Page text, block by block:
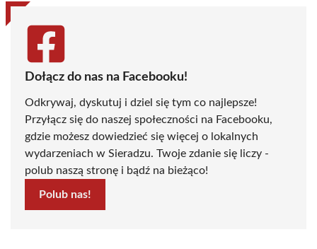
Dołącz do nas na Facebooku!
Odkrywaj, dyskutuj i dziel się tym co najlepsze!
Przyłącz się do naszej społeczności na Facebooku,
gdzie możesz dowiedzieć się więcej o lokalnych
wydarzeniach w Sieradzu. Twoje zdanie się liczy -
polub naszą stronę i bądź na bieżąco!
Polub nas!